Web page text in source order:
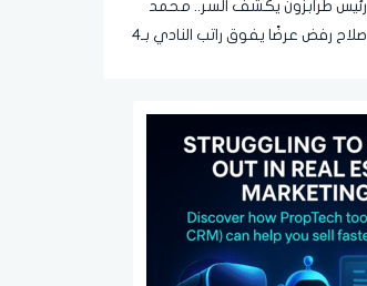
رئيس طرابزون يكشف السر.. محمد
صلاح رفض عرضًا يفوق راتب النادي بـ4